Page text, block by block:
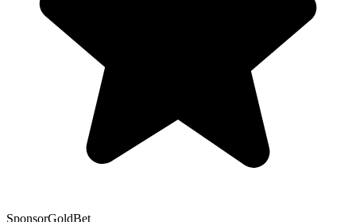
SponsorGoldBet